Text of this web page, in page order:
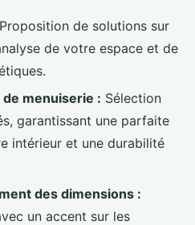
Proposition de solutions sur
de votre espace et de
menuiserie : Sélection
garantissant une parfaite
intérieur et une durabilité
des dimensions :
un accent sur les